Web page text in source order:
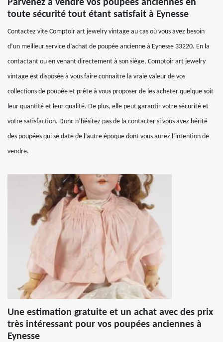
Parvenez à vendre vos poupées anciennes en
toute sécurité tout étant satisfait à Eynesse
Contactez vite Comptoir art jewelry vintage au cas où vous avez besoin
d’un meilleur service d’achat de poupée ancienne à Eynesse 33220. En la
contactant ou en venant directement à son siège, Comptoir art jewelry
vintage est disposée à vous faire connaitre la vraie valeur de vos
collections de poupée et prête à vous proposer de les acheter quelque soit
leur quantité et leur qualité. De plus, elle peut garantir votre sécurité et
votre satisfaction. Donc n’hésitez pas de la contacter si vous avez hérité
des poupées qui se date de l’autre époque dont vous aurez l’intention de
vendre.
Une estimation gratuite et un achat avec des prix
très intéressant pour vos poupées anciennes à
Eynesse